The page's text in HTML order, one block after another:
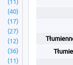
(40)
(17)
(27)
(12)
(36)
(11)